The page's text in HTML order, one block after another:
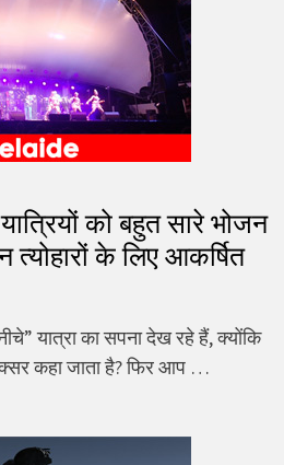
को बहुत सारे भोजन
के लिए आकर्षित
यात्रा का सपना देख रहे हैं, क्योंकि
कहा जाता है? फिर आप …